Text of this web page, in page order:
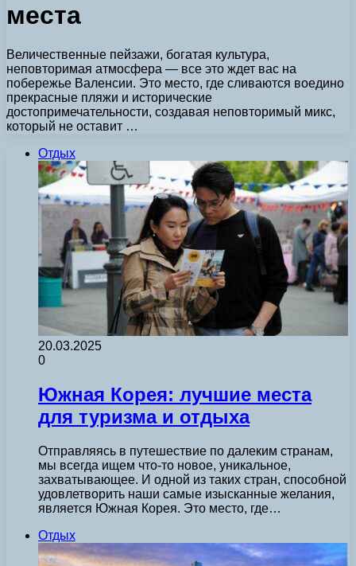
места
Величественные пейзажи, богатая культура,
неповторимая атмосфера — все это ждет вас на
побережье Валенсии. Это место, где сливаются воедино
прекрасные пляжи и исторические
достопримечательности, создавая неповторимый микс,
который не оставит …
Отдых
20.03.2025
0
Южная Корея: лучшие места
для туризма и отдыха
Отправляясь в путешествие по далеким странам,
мы всегда ищем что-то новое, уникальное,
захватывающее. И одной из таких стран, способной
удовлетворить наши самые изысканные желания,
является Южная Корея. Это место, где…
Отдых